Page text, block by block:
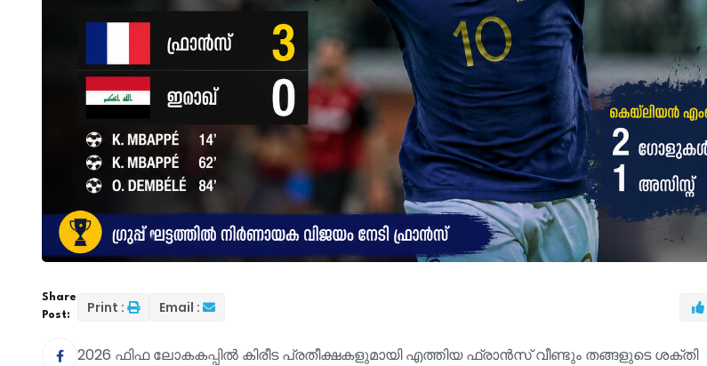
Share
Post:
Print : Email :
2026 ഫിഫ ലോകകപ്പിൽ കിരീട പ്രതീക്ഷകളുമായി എത്തിയ ഫ്രാൻസ് വീണ്ടും തങ്ങളുടെ ശക്തി